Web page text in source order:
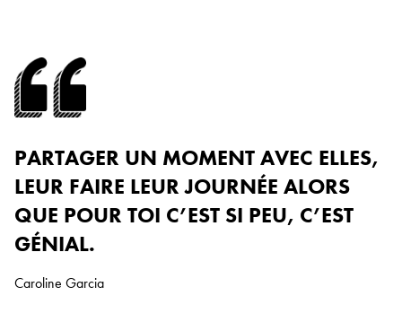
PARTAGER UN MOMENT AVEC ELLES,
LEUR FAIRE LEUR JOURNÉE ALORS
QUE POUR TOI C’EST SI PEU, C’EST
GÉNIAL.
Caroline Garcia